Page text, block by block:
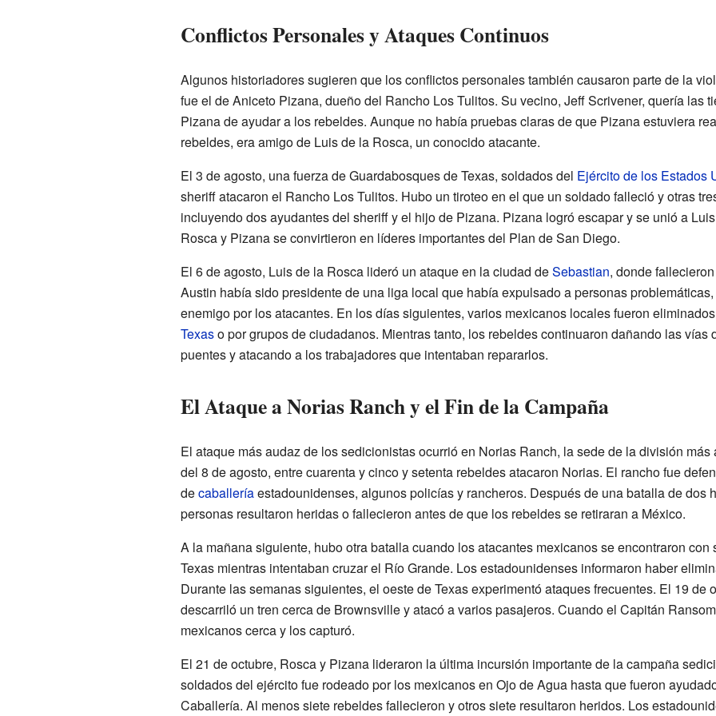
Conflictos Personales y Ataques Continuos
Algunos historiadores sugieren que los conflictos personales también causaron parte de la
fue el de Aniceto Pizana, dueño del Rancho Los Tulitos. Su vecino, Jeff Scrivener, quería las
Pizana de ayudar a los rebeldes. Aunque no había pruebas claras de que Pizana estuviera
rebeldes, era amigo de Luis de la Rosca, un conocido atacante.
El 3 de agosto, una fuerza de Guardabosques de Texas, soldados del Ejército de los Estados
sheriff atacaron el Rancho Los Tulitos. Hubo un tiroteo en el que un soldado falleció y otras
incluyendo dos ayudantes del sheriff y el hijo de Pizana. Pizana logró escapar y se unió a
Rosca y Pizana se convirtieron en líderes importantes del Plan de San Diego.
El 6 de agosto, Luis de la Rosca lideró un ataque en la ciudad deSebastian, donde
Austin había sido presidente de una liga local que había expulsado a personas
enemigo por los atacantes. En los días siguientes, varios mexicanos locales fueron
Texaso por grupos de ciudadanos. Mientras tanto, los rebeldes continuaron dañando las vías
puentes y atacando a los trabajadores que intentaban repararlos.
El Ataque a Norias Ranch y el Fin de la Campaña
El ataque más audaz de los sedicionistas ocurrió en Norias Ranch, la sede de la división
del 8 de agosto, entre cuarenta y cinco y setenta rebeldes atacaron Norias. El rancho fue
decaballeríaestadounidenses, algunos policías y rancheros. Después de una batalla de dos
personas resultaron heridas o fallecieron antes de que los rebeldes se retiraran a México.
A la mañana siguiente, hubo otra batalla cuando los atacantes mexicanos se encontraron
Texas mientras intentaban cruzar el Río Grande. Los estadounidenses informaron haber
Durante las semanas siguientes, el oeste de Texas experimentó ataques frecuentes. El 19 de
descarriló un tren cerca de Brownsville y atacó a varios pasajeros. Cuando el Capitán
mexicanos cerca y los capturó.
El 21 de octubre, Rosca y Pizana lideraron la última incursión importante de la campaña
soldados del ejército fue rodeado por los mexicanos en Ojo de Agua hasta que fueron
Caballería. Al menos siete rebeldes fallecieron y otros siete resultaron heridos. Los